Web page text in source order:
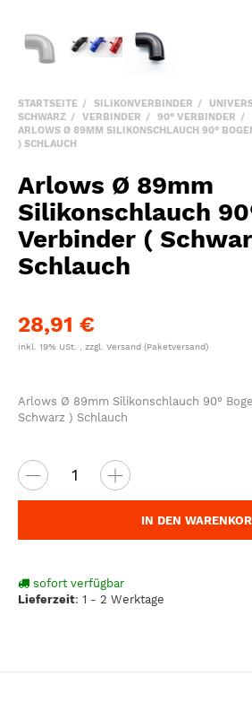
STARTSEITE SILIKONVERBINDER
SCHWARZ
VERBINDER
90° VERBINDER
ARLOWS Ø 89MM SILIKONSCHLAUCH 90°
) SCHLAUCH
Arlows Ø 89mm
Silikonschlauch
Verbinder (
Schlauch
28,91 €
inkl. 19% USt. , zzgl. Versand (Paketversand)
Arlows Ø 89mm Silikonschlauch 90°
Schwarz ) Schlauch
IN DEN
sofort verfügbar
Lieferzeit: 1 - 2 Werktage